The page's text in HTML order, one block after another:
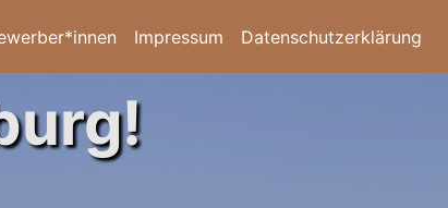
Impressum Datenschutzerklärung